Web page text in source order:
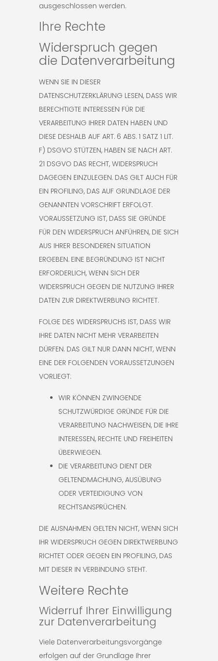
ausgeschlossen werden.
Ihre Rechte
Widerspruch gegen
die Datenverarbeitung
WENN SIE IN DIESER
DATENSCHUTZERKLÄRUNG LESEN, DASS WIR
BERECHTIGTE INTERESSEN FÜR DIE
VERARBEITUNG IHRER DATEN HABEN UND
DIESE DESHALB AUF ART. 6 ABS. 1 SATZ 1 LIT.
F) DSGVO STÜTZEN, HABEN SIE NACH ART.
21 DSGVO DAS RECHT, WIDERSPRUCH
DAGEGEN EINZULEGEN. DAS GILT AUCH FÜR
EIN PROFILING, DAS AUF GRUNDLAGE DER
GENANNTEN VORSCHRIFT ERFOLGT.
VORAUSSETZUNG IST, DASS SIE GRÜNDE
FÜR DEN WIDERSPRUCH ANFÜHREN, DIE SICH
AUS IHRER BESONDEREN SITUATION
ERGEBEN. EINE BEGRÜNDUNG IST NICHT
ERFORDERLICH, WENN SICH DER
WIDERSPRUCH GEGEN DIE NUTZUNG IHRER
DATEN ZUR DIREKTWERBUNG RICHTET.
FOLGE DES WIDERSPRUCHS IST, DASS WIR
IHRE DATEN NICHT MEHR VERARBEITEN
DÜRFEN. DAS GILT NUR DANN NICHT, WENN
EINE DER FOLGENDEN VORAUSSETZUNGEN
VORLIEGT:
WIR KÖNNEN ZWINGENDE
SCHUTZWÜRDIGE GRÜNDE FÜR DIE
VERARBEITUNG NACHWEISEN, DIE IHRE
INTERESSEN, RECHTE UND FREIHEITEN
ÜBERWIEGEN.
DIE VERARBEITUNG DIENT DER
GELTENDMACHUNG, AUSÜBUNG
ODER VERTEIDIGUNG VON
RECHTSANSPRÜCHEN.
DIE AUSNAHMEN GELTEN NICHT, WENN SICH
IHR WIDERSPRUCH GEGEN DIREKTWERBUNG
RICHTET ODER GEGEN EIN PROFILING, DAS
MIT DIESER IN VERBINDUNG STEHT.
Weitere Rechte
Widerruf Ihrer Einwilligung
zur Datenverarbeitung
Viele Datenverarbeitungsvorgänge
erfolgen auf der Grundlage Ihrer